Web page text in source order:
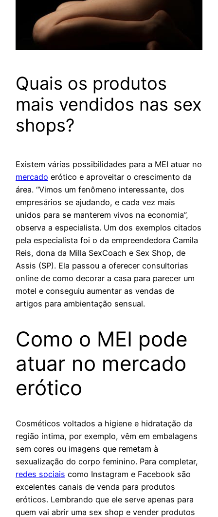
Quais os produtos
mais vendidos nas sex
shops?
Existem várias possibilidades para a MEI atuar no
mercado erótico e aproveitar o crescimento da
área. “Vimos um fenômeno interessante, dos
empresários se ajudando, e cada vez mais
unidos para se manterem vivos na economia”,
observa a especialista. Um dos exemplos citados
pela especialista foi o da empreendedora Camila
Reis, dona da Milla SexCoach e Sex Shop, de
Assis (SP). Ela passou a oferecer consultorias
online de como decorar a casa para parecer um
motel e conseguiu aumentar as vendas de
artigos para ambientação sensual.
Como o MEI pode
atuar no mercado
erótico
Cosméticos voltados a higiene e hidratação da
região íntima, por exemplo, vêm em embalagens
sem cores ou imagens que remetam à
sexualização do corpo feminino. Para completar,
redes sociais como Instagram e Facebook são
excelentes canais de venda para produtos
eróticos. Lembrando que ele serve apenas para
quem vai abrir uma sex shop e vender produtos